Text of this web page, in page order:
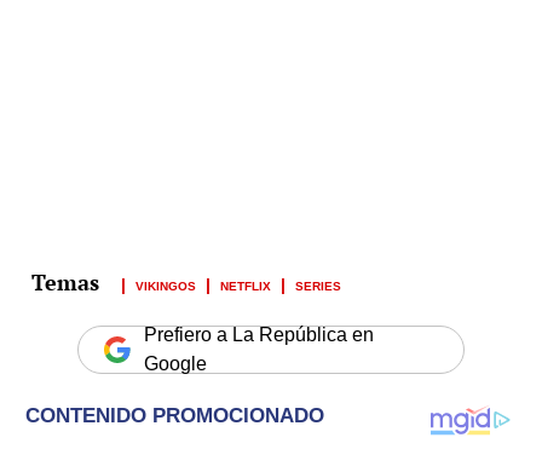
VIKINGOS NETFLIX SERIES
Prefiero a La República en
Google